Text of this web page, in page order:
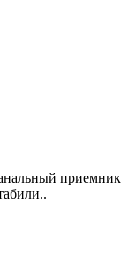
приемник